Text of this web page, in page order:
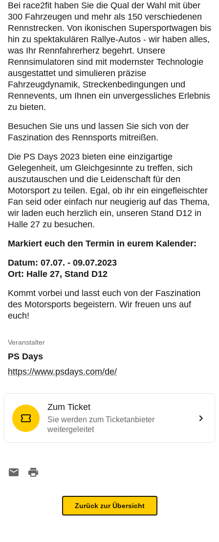
Bei race2fit haben Sie die Qual der Wahl mit über
300 Fahrzeugen und mehr als 150 verschiedenen
Rennstrecken. Von ikonischen Supersportwagen bis
hin zu spektakulären Rallye-Autos - wir haben alles,
was Ihr Rennfahrerherz begehrt. Unsere
Rennsimulatoren sind mit modernster Technologie
ausgestattet und simulieren präzise
Fahrzeugdynamik, Streckenbedingungen und
Rennevents, um Ihnen ein unvergessliches Erlebnis
zu bieten.
Besuchen Sie uns und lassen Sie sich von der
Faszination des Rennsports mitreißen.
Die PS Days 2023 bieten eine einzigartige
Gelegenheit, um Gleichgesinnte zu treffen, sich
auszutauschen und die Leidenschaft für den
Motorsport zu teilen. Egal, ob ihr ein eingefleischter
Fan seid oder einfach nur neugierig auf das Thema,
wir laden euch herzlich ein, unseren Stand D12 in
Halle 27 zu besuchen.
Markiert euch den Termin in eurem Kalender:
Datum: 07.07. - 09.07.2023
Ort: Halle 27, Stand D12
Kommt vorbei und lasst euch von der Faszination
des Motorsports begeistern. Wir freuen uns auf
euch!
Veranstalter
PS Days
https://www.psdays.com/de/
Zum Ticket
Sie werden zum Ticketanbieter
weitergeleitet
Zurück zur Übersicht